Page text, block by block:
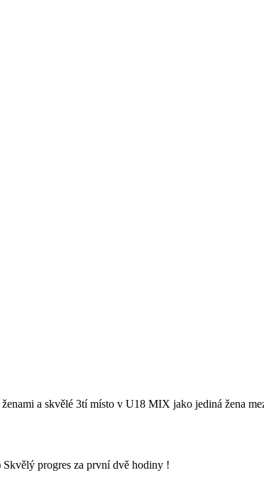
a skvělé 3tí místo v U18 MIX jako jediná žena
progres za první dvě hodiny !